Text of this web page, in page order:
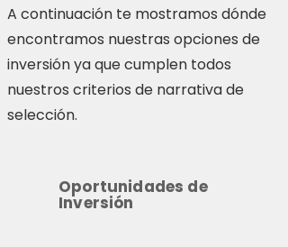
A continuación te mostramos dónde
encontramos nuestras opciones de
inversión ya que cumplen todos
nuestros criterios de narrativa de
selección.
Oportunidades de
Inversión